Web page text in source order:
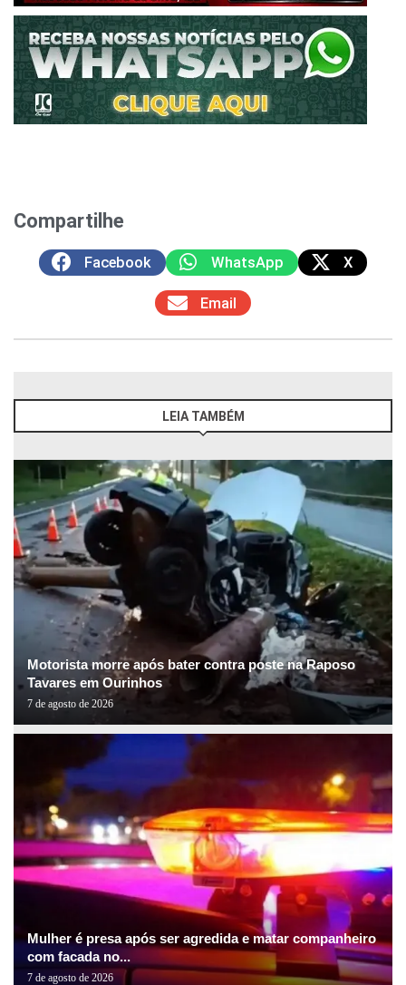
Compartilhe
Facebook WhatsApp X
Email
LEIA TAMBÉM
Motorista morre após bater contra poste na Raposo
Tavares em Ourinhos
7 de agosto de 2026
Mulher é presa após ser agredida e matar companheiro
com facada no...
7 de agosto de 2026